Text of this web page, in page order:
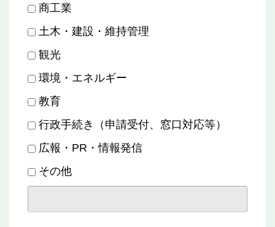
商工業
土木・建設・維持管理
観光
環境・エネルギー
教育
行政手続き（申請受付、窓口対応等）
広報・PR・情報発信
その他